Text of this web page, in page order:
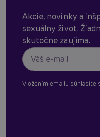
Akcie, novinky a
sexuálny život.
skutočne zaujíma.
Vložením emailu súhlasíte